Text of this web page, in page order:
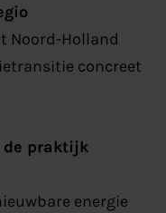
Noord-Holland
concreet
de praktijk
energie